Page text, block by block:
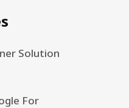
Solution
For